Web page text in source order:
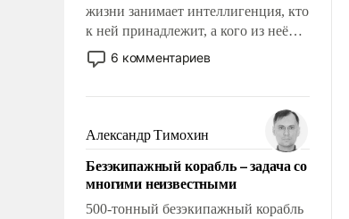
жизни занимает интеллигенция, кто
к ней принадлежит, а кого из неё
исключили с правом
восстановления и без оного. И чем
казалось, что эти вопросы решены
раз и навсегда, но – нет, не решены.
6 комментариев
Александр Тимохин
Безэкипажный корабль – задача со
многими неизвестными
500-тонный безэкипажный корабль